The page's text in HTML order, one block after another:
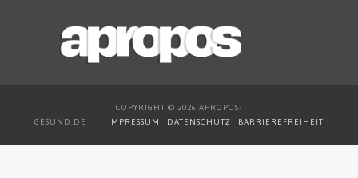
COPYRIGHT © 2026 APROPOS-
GESUND.DE IMPRESSUM DATENSCHUTZ BARRIEREFREIHEIT